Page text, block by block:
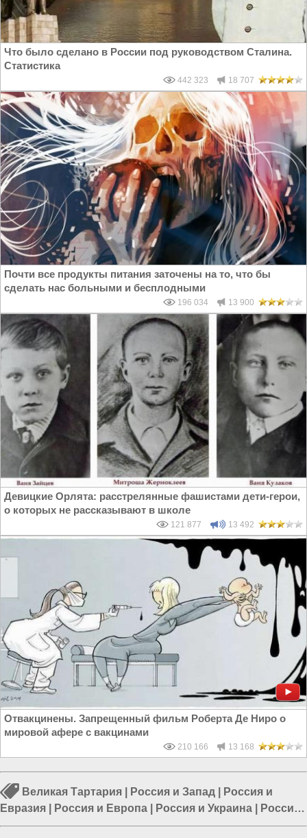
Что было сделано в России под руководством Сталина.
Статистика
442 323 18 707
Почти все продукты питания заточены на то, что бы
сделать нас больными и бесплодными
196 034 13 900
Девицкие Орлята: расстрелянные фашистами дети-герои,
о которых не рассказывают в школе
121 877 13 492
Отвакцинены. Запрещенный фильм Роберта Де Ниро о
мировой афере с вакцинами
210 166 13 168
Великая Тартария Россия и Запад
Россия и
Евразия
Россия и Европа Россия и Украина
Россия
и ЕС|Европа и Украина